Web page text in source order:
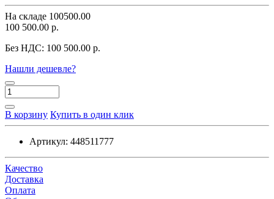
На складе 100500.00
100 500.00 р.
Без НДС: 100 500.00 р.
Нашли дешевле?
В корзину Купить в один клик
Артикул: 448511777
Качество
Доставка
Оплата